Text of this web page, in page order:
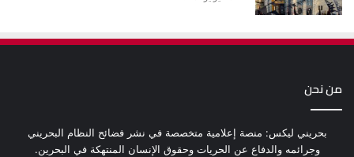
من نحن
بحريني ليكس: منصة إعلامية متخصصة في نشر فضائح النظام البحريني
وجرائمه والدفاع عن الحريات وحقوق الإنسان المنتهكة في البحرين.